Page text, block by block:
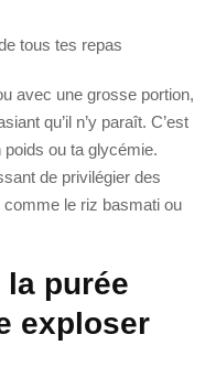
tous tes repas
avec une grosse portion,
qu’il n’y paraît. C’est
ou ta glycémie.
de privilégier des
le riz basmati ou
la purée
exploser